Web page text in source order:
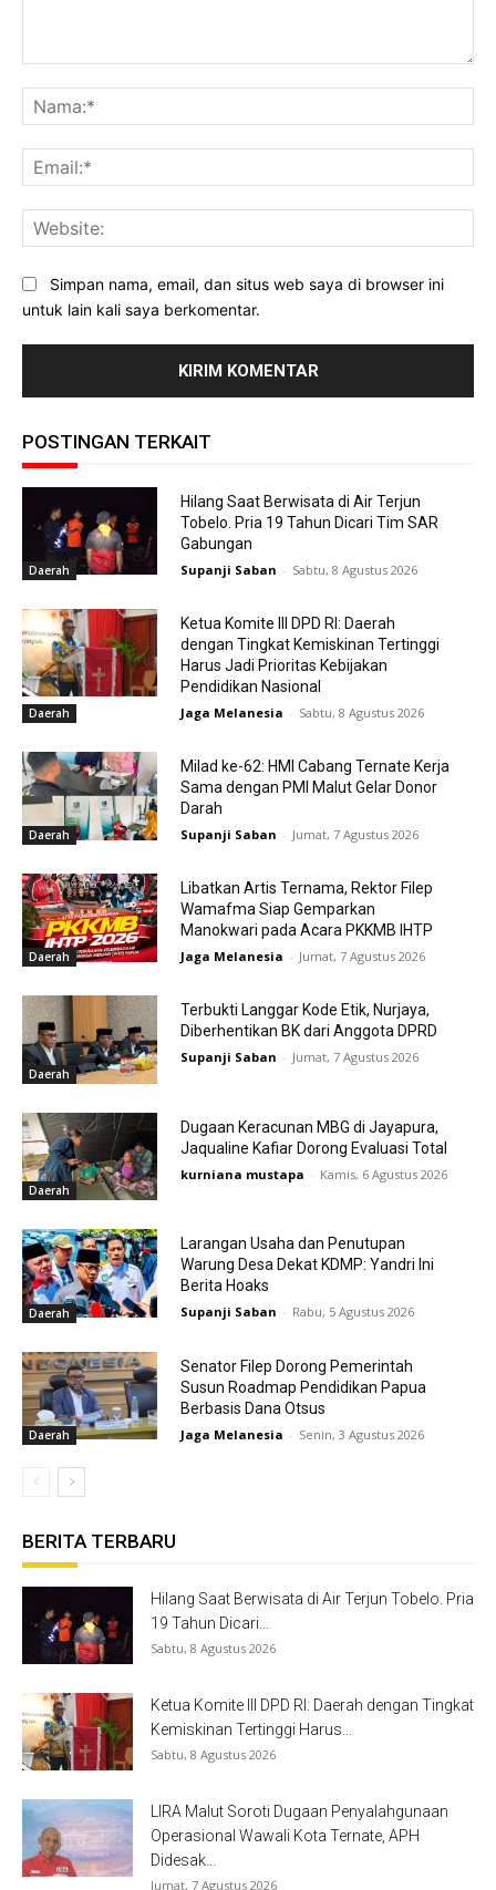
Simpan nama, email, dan situs web saya di browser ini
untuk lain kali saya berkomentar.
POSTINGAN TERKAIT
Daerah
Hilang Saat Berwisata di Air Terjun
Tobelo. Pria 19 Tahun Dicari Tim SAR
Gabungan
Supanji Saban - Sabtu, 8 Agustus 2026
Daerah
Ketua Komite III DPD RI: Daerah
dengan Tingkat Kemiskinan Tertinggi
Harus Jadi Prioritas Kebijakan
Pendidikan Nasional
Jaga Melanesia - Sabtu, 8 Agustus 2026
Daerah
Milad ke-62: HMI Cabang Ternate Kerja
Sama dengan PMI Malut Gelar Donor
Darah
Supanji Saban - Jumat, 7 Agustus 2026
Daerah
Libatkan Artis Ternama, Rektor Filep
Wamafma Siap Gemparkan
Manokwari pada Acara PKKMB IHTP
Jaga Melanesia - Jumat, 7 Agustus 2026
Daerah
Terbukti Langgar Kode Etik, Nurjaya,
Diberhentikan BK dari Anggota DPRD
Supanji Saban - Jumat, 7 Agustus 2026
Daerah
Dugaan Keracunan MBG di Jayapura,
Jaqualine Kafiar Dorong Evaluasi Total
kurniana mustapa - Kamis, 6 Agustus 2026
Daerah
Larangan Usaha dan Penutupan
Warung Desa Dekat KDMP: Yandri Ini
Berita Hoaks
Supanji Saban - Rabu, 5 Agustus 2026
Daerah
Senator Filep Dorong Pemerintah
Susun Roadmap Pendidikan Papua
Berbasis Dana Otsus
Jaga Melanesia - Senin, 3 Agustus 2026
BERITA TERBARU
Hilang Saat Berwisata di Air Terjun Tobelo. Pria
19 Tahun Dicari...
Sabtu, 8 Agustus 2026
Ketua Komite III DPD RI: Daerah dengan Tingkat
Kemiskinan Tertinggi Harus...
Sabtu, 8 Agustus 2026
LIRA Malut Soroti Dugaan Penyalahgunaan
Operasional Wawali Kota Ternate, APH
Didesak...
Jumat, 7 Agustus 2026